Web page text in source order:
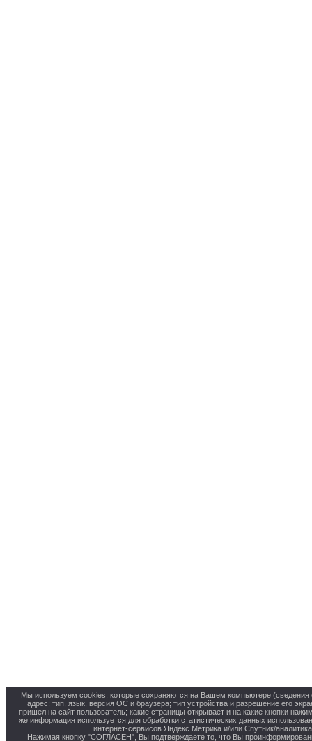
Мы используем cookies, которые сохраняются на Вашем компьютере (сведения
адрес; тип, язык, версия ОС и браузера; тип устройства и разрешение его
пришел на сайт пользователь; какие страницы открывает и на какие кнопки
же информация используется для обработки статистических данных
интернет-сервисов Яндекс.Метрика и/или Спутник/
Нажимая кнопку "СОГЛАСЕН", Вы подтверждаете то, что Вы